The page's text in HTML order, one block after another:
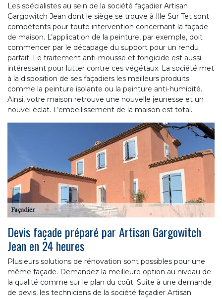
Les spécialistes au sein de la société façadier Artisan
Gargowitch Jean dont le siège se trouve à Ille Sur Tet sont
compétents pour toute intervention concernant la façade
de maison. L’application de la peinture, par exemple, doit
commencer par le décapage du support pour un rendu
parfait. Le traitement anti-mousse et fongicide est aussi
intéressant pour lutter contre ces végétaux. La société met
à la disposition de ses façadiers les meilleurs produits
comme la peinture isolante ou la peinture anti-humidité.
Ainsi, votre maison retrouve une nouvelle jeunesse et un
nouvel éclat. L’embellissement de la maison est total.
Devis façade préparé par Artisan Gargowitch
Jean en 24 heures
Plusieurs solutions de rénovation sont possibles pour une
même façade. Demandez la meilleure option au niveau de
la qualité comme sur le plan du coût. Suite à une demande
de devis, les techniciens de la société façadier Artisan